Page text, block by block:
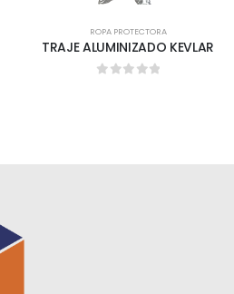
ROPA PROTECTORA
TRAJE ALUMINIZADO KEVLAR